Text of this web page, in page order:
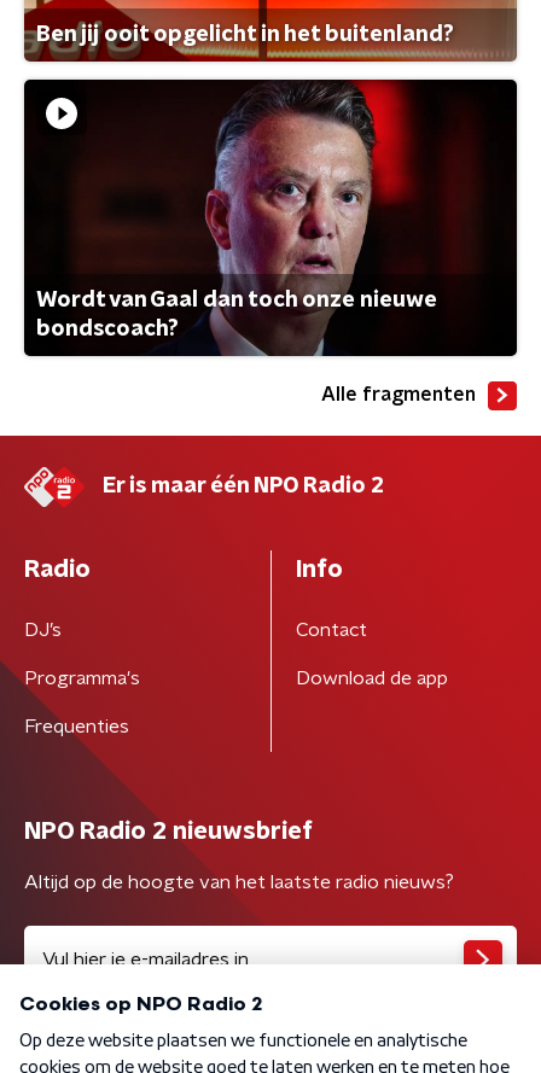
Ben jij ooit opgelicht in het buitenland?
Wordt van Gaal dan toch onze nieuwe
bondscoach?
Alle fragmenten
Er is maar één NPO Radio 2
Radio
DJ’s
Programma's
Frequenties
Info
Contact
Download de app
NPO Radio 2 nieuwsbrief
Altijd op de hoogte van het laatste radio nieuws?